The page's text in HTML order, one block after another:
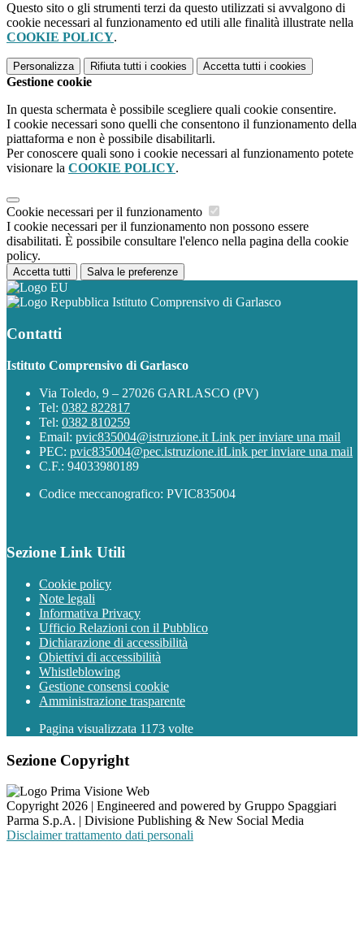
Questo sito o gli strumenti terzi da questo utilizzati si avvalgono di
cookie necessari al funzionamento ed utili alle finalità illustrate nella
COOKIE POLICY.
Personalizza Rifiuta tutti i cookies Accetta tutti i cookies
Gestione cookie
In questa schermata è possibile scegliere quali cookie consentire.
I cookie necessari sono quelli che consentono il funzionamento della
piattaforma e non è possibile disabilitarli.
Per conoscere quali sono i cookie necessari al funzionamento potete
visionare la COOKIE POLICY.
Cookie necessari per il funzionamento
I cookie necessari per il funzionamento non possono essere
disabilitati. È possibile consultare l'elenco nella pagina della cookie
policy.
Accetta tutti Salva le preferenze
Istituto Comprensivo di Garlasco
Contatti
Istituto Comprensivo di Garlasco
Via Toledo, 9 – 27026 GARLASCO (PV)
Tel: 0382 822817
Tel: 0382 810259
Email: pvic835004@istruzione.it Link per inviare una mail
PEC: pvic835004@pec.istruzione.itLink per inviare una mail
C.F.: 94033980189
Codice meccanografico: PVIC835004
Sezione Link Utili
Cookie policy
Note legali
Informativa Privacy
Ufficio Relazioni con il Pubblico
Dichiarazione di accessibilità
Obiettivi di accessibilità
Whistleblowing
Gestione consensi cookie
Amministrazione trasparente
Pagina visualizzata 1173 volte
Sezione Copyright
Copyright 2026 | Engineered and powered by Gruppo Spaggiari
Parma S.p.A. | Divisione Publishing & New Social Media
Disclaimer trattamento dati personali